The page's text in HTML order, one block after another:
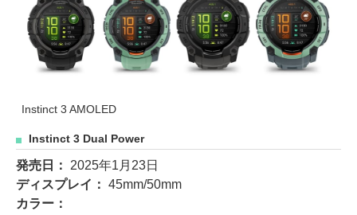
Instinct 3 AMOLED
Instinct 3 Dual Power
発売日： 2025年1月23日
ディスプレイ： 45mm/50mm
カラー：